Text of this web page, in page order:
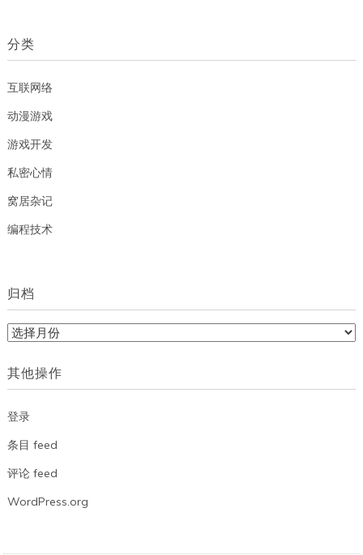
分类
互联网络
动漫游戏
游戏开发
私密心情
窝居杂记
编程技术
归档
归
其他操作
登录
条目 feed
评论 feed
WordPress.org